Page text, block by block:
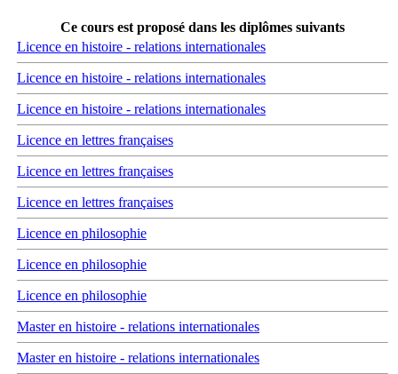
Ce cours est proposé dans les diplômes suivants
Licence en histoire - relations internationales
Licence en histoire - relations internationales
Licence en histoire - relations internationales
Licence en lettres françaises
Licence en lettres françaises
Licence en lettres françaises
Licence en philosophie
Licence en philosophie
Licence en philosophie
Master en histoire - relations internationales
Master en histoire - relations internationales